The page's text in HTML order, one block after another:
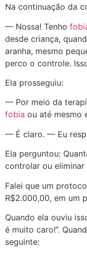
Na continuação da
— Nossa! Tenho
desde criança,
aranha, mesmo
perco o controle.
Ela prosseguiu:
— Por meio da
fobia ou até mesmo
— É claro. — Eu
Ela perguntou:
controlar ou eliminar
Falei que um
R$2.000,00, em um
Quando ela ouviu
é muito caro!”.
seguinte: